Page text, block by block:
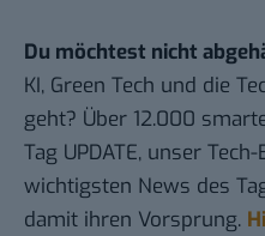
Du möchtest nicht
KI, Green Tech und die
geht? Über 12.000
Tag UPDATE, unser
wichtigsten News des
damit ihren Vorsprung.